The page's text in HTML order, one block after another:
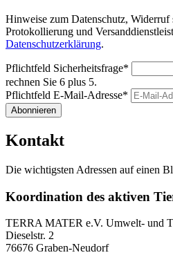
Hinweise zum Datenschutz, Widerruf
Protokollierung und
Datenschutzerklärung.
Pflichtfeld Sicherheitsfrage*
rechnen Sie 6 plus 5.
Pflichtfeld E-Mail-Adresse*
Abonnieren
Kontakt
Die wichtigsten Adressen auf einen
Koordination des aktiven
TERRA MATER e.V. Umwelt- und
Dieselstr. 2
76676 Graben-Neudorf